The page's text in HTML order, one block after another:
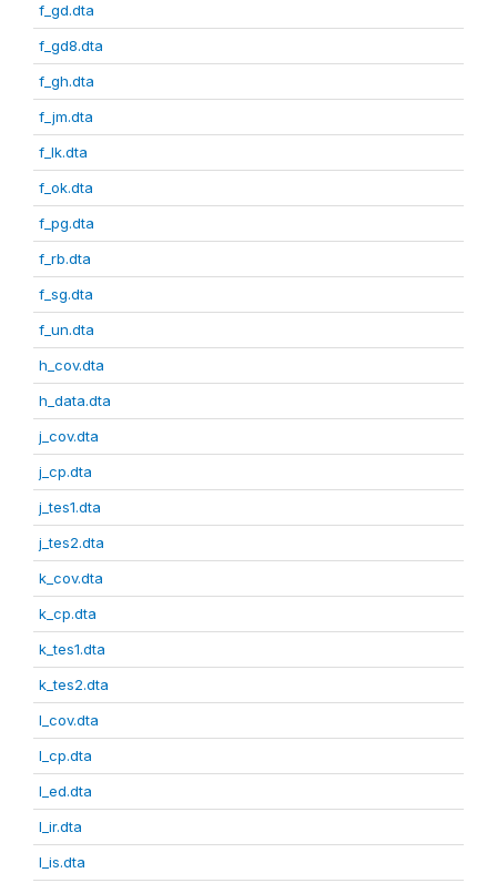
f_gd.dta
f_gd8.dta
f_gh.dta
f_jm.dta
f_lk.dta
f_ok.dta
f_pg.dta
f_rb.dta
f_sg.dta
f_un.dta
h_cov.dta
h_data.dta
j_cov.dta
j_cp.dta
j_tes1.dta
j_tes2.dta
k_cov.dta
k_cp.dta
k_tes1.dta
k_tes2.dta
l_cov.dta
l_cp.dta
l_ed.dta
l_ir.dta
l_is.dta